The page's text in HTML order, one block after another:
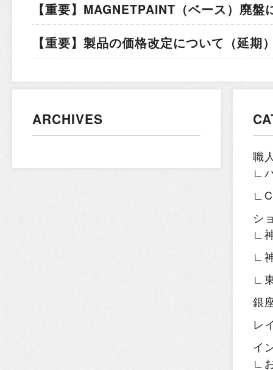
【重要】MAGNETPAINT（ベース）廃
【重要】製品の価格改定について（延期
ARCHIVES
職
∟
シ
∟
∟
∟
銀
レ
イ
∟